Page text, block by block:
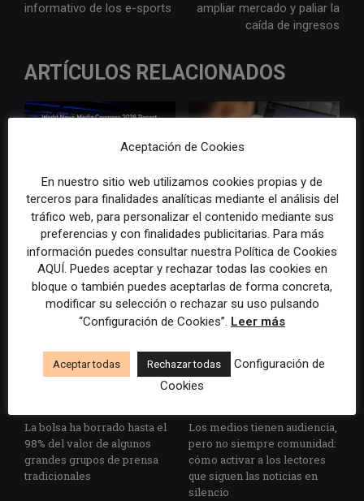
informativo de los e-sports
ampliar mercado y paliar la
caída de ingresos
ARTÍCULOS RELACIONADOS
WAN-IFRA reúne las
principales estrategias de los
medios ante la IA, la pérdida
de ingresos y los cambios de
consumo
Veinte ejemplos de uso de la
IA en redacciones, productos
y negocios periodísticos
La bolsa ha borrado hasta el
98% del valor de algunos
grandes grupos de prensa
tradicionales
Los medios tienen audiencia,
pero no siempre comunidad:
cómo activar a los lectores
que siguen las noticias en
silencio
Aceptación de Cookies
En nuestro sitio web utilizamos cookies propias y de
terceros para finalidades analíticas mediante el análisis del
tráfico web, para personalizar el contenido mediante sus
preferencias y con finalidades publicitarias. Para más
información puedes consultar nuestra Política de Cookies
AQUÍ. Puedes aceptar y rechazar todas las cookies en
bloque o también puedes aceptarlas de forma concreta,
modificar su selección o rechazar su uso pulsando
“Configuración de Cookies”. Leer más
Aceptar todas Rechazar todas
Configuración de
Cookies